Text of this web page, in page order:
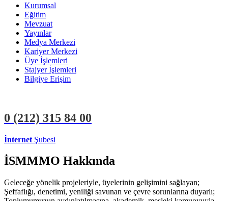
Kurumsal
Eğitim
Mevzuat
Yayınlar
Medya Merkezi
Kariyer Merkezi
Üye İşlemleri
Stajyer İşlemleri
Bilgiye Erişim
0 (212) 315 84 00
İnternet Şubesi
İSMMMO Hakkında
Geleceğe yönelik projeleriyle, üyelerinin gelişimini sağlayan;
Şeffaflığı, denetimi, yeniliği savunan ve çevre sorunlarına duyarlı;